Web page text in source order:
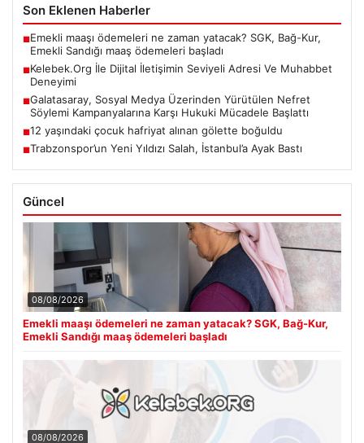
Son Eklenen Haberler
■Emekli maaşı ödemeleri ne zaman yatacak? SGK, Bağ-Kur,
Emekli Sandığı maaş ödemeleri başladı
■Kelebek.Org İle Dijital İletişimin Seviyeli Adresi Ve Muhabbet
Deneyimi
■Galatasaray, Sosyal Medya Üzerinden Yürütülen Nefret
Söylemi Kampanyalarına Karşı Hukuki Mücadele Başlattı
■12 yaşındaki çocuk hafriyat alınan gölette boğuldu
■Trabzonspor’un Yeni Yıldızı Salah, İstanbul’a Ayak Bastı
Güncel
08/08/2026
Emekli maaşı ödemeleri ne zaman yatacak? SGK, Bağ-Kur,
Emekli Sandığı maaş ödemeleri başladı
08/08/2026